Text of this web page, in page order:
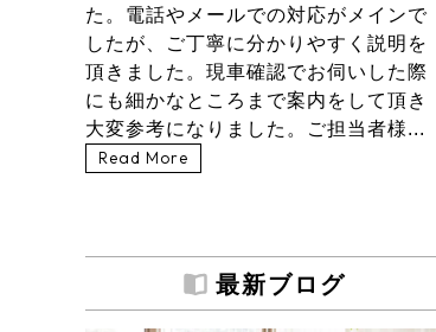
た。電話やメールでの対応がメインで
したが、ご丁寧に分かりやすく説明を
頂きました。現車確認でお伺いした際
にも細かなところまで案内をして頂き
大変参考になりました。ご担当者様...
Read More
最新ブログ